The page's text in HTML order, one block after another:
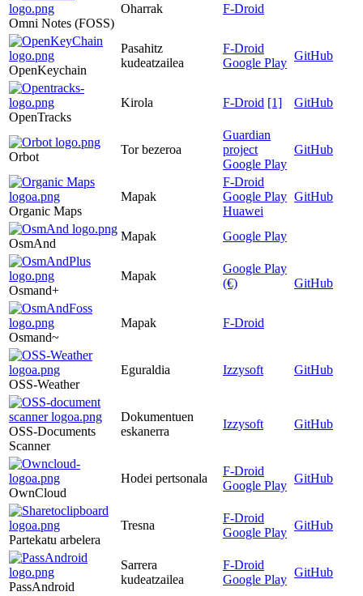
Omni Notes (FOSS)
Oharrak F-Droid
OpenKeychain
Pasahitz
kudeatzailea
F-Droid
Google Play
GitHub
OpenTracks
Kirola F-Droid [1] GitHub
Orbot
Tor bezeroa
Guardian
project
Google Play
GitHub
Organic Maps
Mapak
F-Droid
Google Play
Huawei
GitHub
OsmAnd
Mapak Google Play
GitHub
Osmand+
Mapak
Google Play
(€)
Osmand~
Mapak F-Droid
OSS-Weather
Eguraldia Izzysoft GitHub
OSS-Documents
Scanner
Dokumentuen
eskanerra
Izzysoft GitHub
OwnCloud
Hodei pertsonala
F-Droid
Google Play
GitHub
Partekatu arbelera
Tresna
F-Droid
Google Play
GitHub
PassAndroid
Sarrera
kudeatzailea
F-Droid
Google Play
GitHub